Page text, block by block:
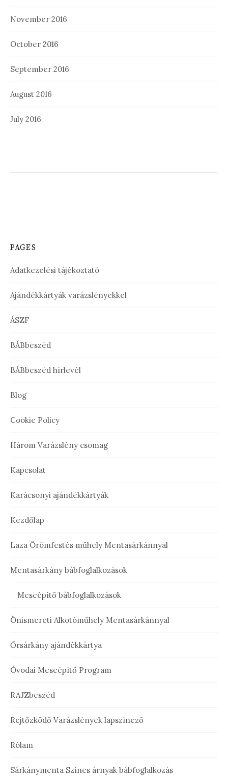
November 2016
October 2016
September 2016
August 2016
July 2016
PAGES
Adatkezelési tájékoztató
Ajándékkártyák varázslényekkel
ÁSZF
BÁBbeszéd
BÁBbeszéd hírlevél
Blog
Cookie Policy
Három Varázslény csomag
Kapcsolat
Karácsonyi ajándékkártyák
Kezdőlap
Laza Örömfestés műhely Mentasárkánnyal
Mentasárkány bábfoglalkozások
Meseépítő bábfoglalkozások
Önismereti Alkotóműhely Mentasárkánnyal
Őrsárkány ajándékkártya
Óvodai Meseépítő Program
RAJZbeszéd
Rejtőzködő Varázslények lapszínező
Rólam
Sárkánymenta Színes árnyak bábfoglalkozás